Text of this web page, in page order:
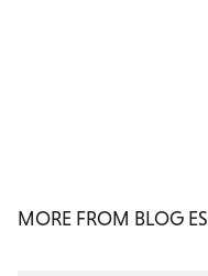
MORE FROM BLOG ES